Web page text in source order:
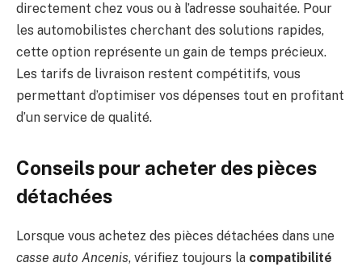
directement chez vous ou à l’adresse souhaitée. Pour
les automobilistes cherchant des solutions rapides,
cette option représente un gain de temps précieux.
Les tarifs de livraison restent compétitifs, vous
permettant d’optimiser vos dépenses tout en profitant
d’un service de qualité.
Conseils pour acheter des pièces
détachées
Lorsque vous achetez des pièces détachées dans une
casse auto Ancenis, vérifiez toujours la compatibilité